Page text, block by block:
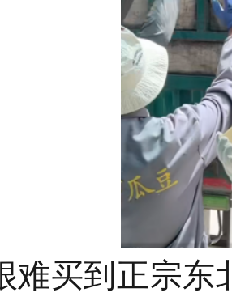
难买到正宗